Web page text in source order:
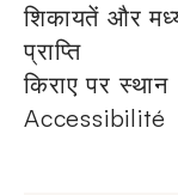
शिकायतें और
प्राप्ति
किराए पर स्थान
Accessibilité